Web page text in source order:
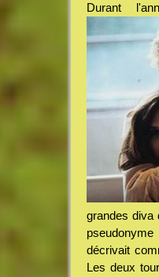
Durant
grandes diva
pseudonyme
décrivait
Les deux